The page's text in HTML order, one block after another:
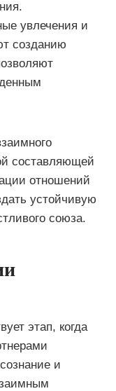
увлечения и
созданию
составляющей
отношений
устойчивую
союза.
этап, когда
и